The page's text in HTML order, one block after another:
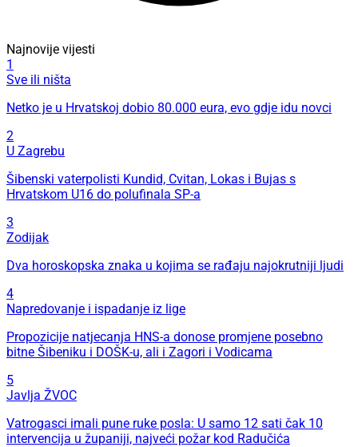
Najnovije vijesti
1
Sve ili ništa
Netko je u Hrvatskoj dobio 80.000 eura, evo gdje idu novci
2
U Zagrebu
Šibenski vaterpolisti Kundid, Cvitan, Lokas i Bujas s
Hrvatskom U16 do polufinala SP-a
3
Zodijak
Dva horoskopska znaka u kojima se rađaju najokrutniji ljudi
4
Napredovanje i ispadanje iz lige
Propozicije natjecanja HNS-a donose promjene posebno
bitne Šibeniku i DOŠK-u, ali i Zagori i Vodicama
5
Javlja ŽVOC
Vatrogasci imali pune ruke posla: U samo 12 sati čak 10
intervencija u županiji, najveći požar kod Radučića